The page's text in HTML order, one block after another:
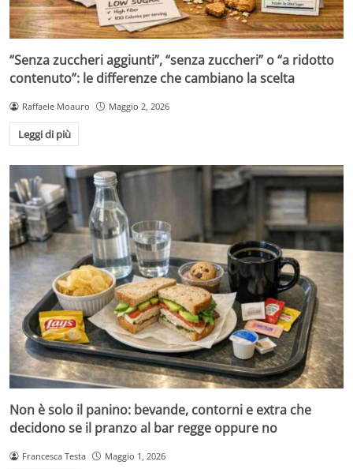
“Senza zuccheri aggiunti”, “senza zuccheri” o “a ridotto
contenuto”: le differenze che cambiano la scelta
Raffaele Moauro Maggio 2, 2026
Leggi di più
Non è solo il panino: bevande, contorni e extra che
decidono se il pranzo al bar regge oppure no
Francesca Testa Maggio 1, 2026